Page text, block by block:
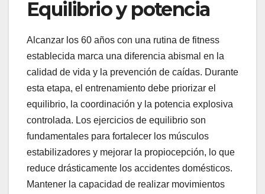
Equilibrio y potencia
Alcanzar los 60 años con una rutina de fitness
establecida marca una diferencia abismal en la
calidad de vida y la prevención de caídas. Durante
esta etapa, el entrenamiento debe priorizar el
equilibrio, la coordinación y la potencia explosiva
controlada. Los ejercicios de equilibrio son
fundamentales para fortalecer los músculos
estabilizadores y mejorar la propiocepción, lo que
reduce drásticamente los accidentes domésticos.
Mantener la capacidad de realizar movimientos